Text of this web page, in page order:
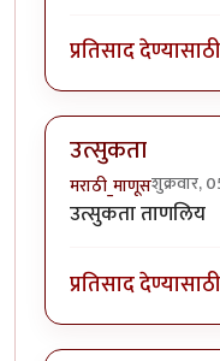
प्रतिसाद देण्यासाठी
उत्सुकता
मराठी_माणूसशुक्रवार,
उत्सुकता ताणलिय
प्रतिसाद देण्यासाठी